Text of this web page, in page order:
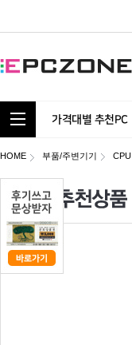
통합 카테고리 보기
가격대별 추천PC
HOME 부품/주변기기 CPU